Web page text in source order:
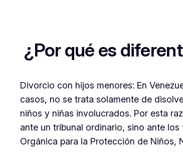
¿Por qué es
Divorcio con hijos menores: En
casos, no se trata solamente de
niños y niñas involucrados. Por esta
ante un tribunal ordinario, sino ante
Orgánica para la Protección de Niños,